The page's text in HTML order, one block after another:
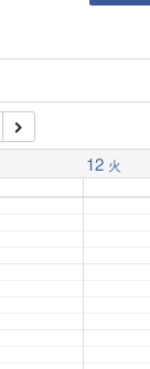
12 火